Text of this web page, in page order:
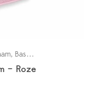
, Basics
– Roze